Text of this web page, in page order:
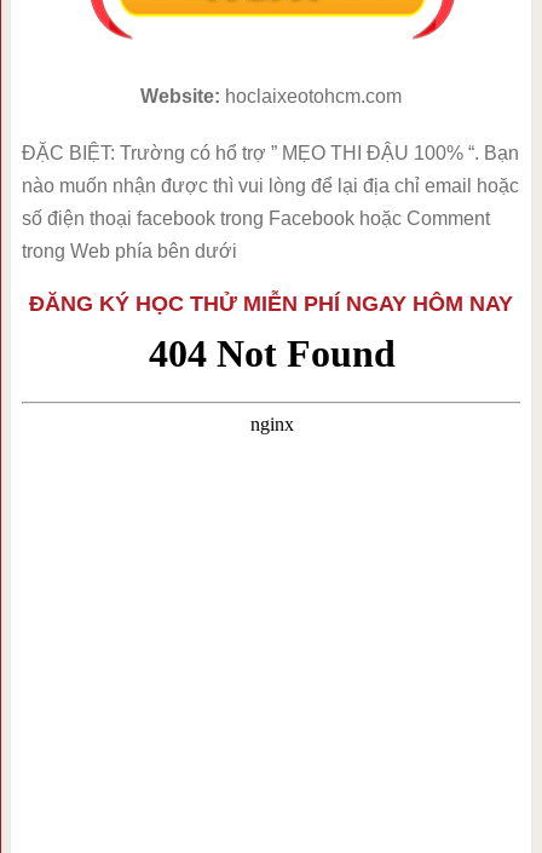
Website: hoclaixeotohcm.com
ĐẶC BIỆT: Trường có hổ trợ ” MẸO THI ĐẬU 100% “. Bạn
nào muốn nhận được thì vui lòng để lại địa chỉ email hoặc
số điện thoại facebook trong Facebook hoặc Comment
trong Web phía bên dưới
ĐĂNG KÝ HỌC THỬ MIỄN PHÍ NGAY HÔM NAY